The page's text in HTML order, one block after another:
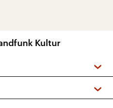
Kultur